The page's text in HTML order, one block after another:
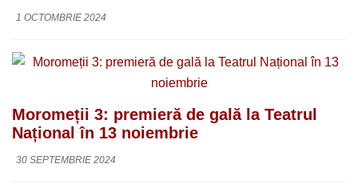
1 OCTOMBRIE 2024
Moromeții 3: premieră de gală la Teatrul
Național în 13 noiembrie
30 SEPTEMBRIE 2024